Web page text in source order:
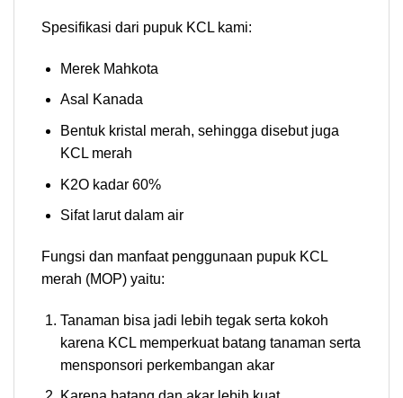
Spesifikasi dari pupuk KCL kami:
Merek Mahkota
Asal Kanada
Bentuk kristal merah, sehingga disebut juga
KCL merah
K2O kadar 60%
Sifat larut dalam air
Fungsi dan manfaat penggunaan pupuk KCL
merah (MOP) yaitu:
Tanaman bisa jadi lebih tegak serta kokoh
karena KCL memperkuat batang tanaman serta
mensponsori perkembangan akar